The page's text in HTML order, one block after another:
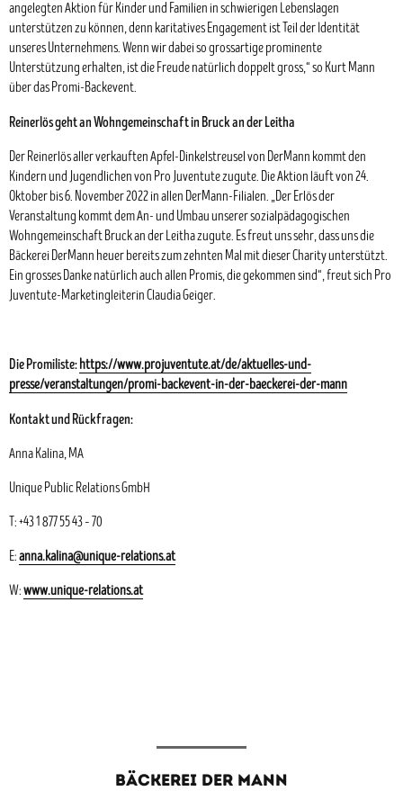
angelegten Aktion für Kinder und Familien in schwierigen Lebenslagen
unterstützen zu können, denn karitatives Engagement ist Teil der Identität
unseres Unternehmens. Wenn wir dabei so grossartige prominente
Unterstützung erhalten, ist die Freude natürlich doppelt gross,“ so Kurt Mann
über das Promi-Backevent.
Reinerlös geht an Wohngemeinschaft in Bruck an der Leitha
Der Reinerlös aller verkauften Apfel-Dinkelstreusel von DerMann kommt den
Kindern und Jugendlichen von Pro Juventute zugute. Die Aktion läuft von 24.
Oktober bis 6. November 2022 in allen DerMann-Filialen. „Der Erlös der
Veranstaltung kommt dem An- und Umbau unserer sozialpädagogischen
Wohngemeinschaft Bruck an der Leitha zugute. Es freut uns sehr, dass uns die
Bäckerei DerMann heuer bereits zum zehnten Mal mit dieser Charity unterstützt.
Ein grosses Danke natürlich auch allen Promis, die gekommen sind“, freut sich Pro
Juventute-Marketingleiterin Claudia Geiger.
Die Promiliste:https://www.projuventute.at/de/aktuelles-und-
presse/veranstaltungen/promi-backevent-in-der-baeckerei-der-mann
Kontakt und Rückfragen:
Anna Kalina, MA
Unique Public Relations GmbH
T: +43 1 877 55 43 – 70
E:anna.kalina@unique-relations.at
W:www.unique-relations.at
BÄCKEREI DER MANN